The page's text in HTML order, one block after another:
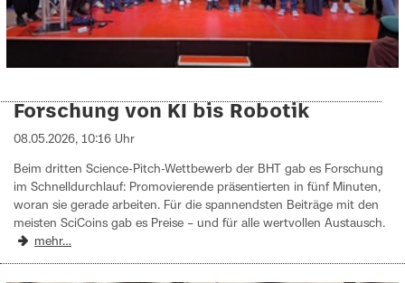
Forschung von KI bis Robotik
08.05.2026, 10:16 Uhr
Beim dritten Science-Pitch-Wettbewerb der BHT gab es Forschung
im Schnelldurchlauf: Promovierende präsentierten in fünf Minuten,
woran sie gerade arbeiten. Für die spannendsten Beiträge mit den
meisten SciCoins gab es Preise – und für alle wertvollen Austausch.
mehr…